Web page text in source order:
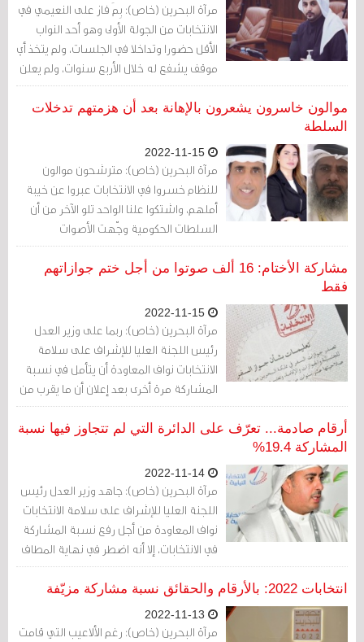
مرآة البحرين (خاص): بِمَ فاز على النعيمي في
الانتخابات من الجولة الأولى وهو أحد النواب
الأقل حضورا وتداخلا في الجلسات، ولم يتخذ أي
موقف يشفع له خلال الأربع سنوات، ولم يعلن
حتى برنامجا انتخابيا هذا العام؟
موالون خاسرون يشعرون بالإهانة بعد أن هزمتهم تدخلات
السلطة
مرآة البحرين (خاص): مترشحون موالون
للنظام خسروا في الانتخابات عبروا عن خيبة
أملهم، واشتكوا علنا الواحد تلو الآخر من أن
السلطات الحكومية وجّهت الأصوات
لمنافسيهم بشكل علني وهذا خلاف لإرادة
الناس، مستنكرين تسلط الحكومة على
مشاركة الأختام: 16 ألف صوتوا من أجل ختم جوازاتهم
فقط
مرآة البحرين (خاص): ربما على وزير العدل
رئيس اللجنة العليا للإشراف على سلامة
الانتخابات نواف المعاودة أن يتأمل في نسبة
المشاركة مرة أخرى بعد إعلان أن ما يقرب من
16 ألف ناخب ألقوا ببطاقات باطلة في صناديق
الاقتراع ما نسبته 6.3% من المقترعين.
أرقام صادمة... تعرّف على الدائرة التي لم تتجاوز فيها نسبة
المشاركة 19.4%
مرآة البحرين (خاص): جاهد وزير العدل رئيس
اللجنة العليا للإشراف على سلامة الانتخابات
نواف المعاودة من أجل رفع نسبة المشاركة
في الانتخابات، إلا أنه اضطر في نهاية المطاف
لتزويرها بشكل فاضح.
انتخابات 2022: بالأرقام والحقائق نسبة مشاركة مزيّفة
مرآة البحرين (خاص): رغم الألاعيب التي قامت